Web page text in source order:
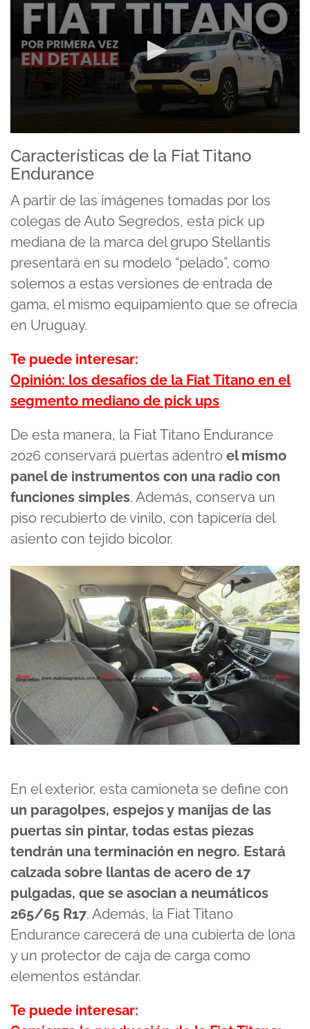
seconds
of
8
minutes,
12
seconds
Características de la Fiat Titano
Endurance
A partir de las imágenes tomadas por los
colegas de Auto Segredos, esta pick up
mediana de la marca del grupo Stellantis
presentará en su modelo “pelado”, como
solemos a estas versiones de entrada de
gama, el mismo equipamiento que se ofrecía
en Uruguay.
Te puede interesar:
Opinión: los desafíos de la Fiat Titano en el
segmento mediano de pick ups
De esta manera, la Fiat Titano Endurance
2026 conservará puertas adentro el mismo
panel de instrumentos con una radio con
funciones simples. Además, conserva un
piso recubierto de vinilo, con tapicería del
asiento con tejido bicolor.
En el exterior, esta camioneta se define con
un paragolpes, espejos y manijas de las
puertas sin pintar, todas estas piezas
tendrán una terminación en negro. Estará
calzada sobre llantas de acero de 17
pulgadas, que se asocian a neumáticos
265/65 R17. Además, la Fiat Titano
Endurance carecerá de una cubierta de lona
y un protector de caja de carga como
elementos estándar.
Te puede interesar: